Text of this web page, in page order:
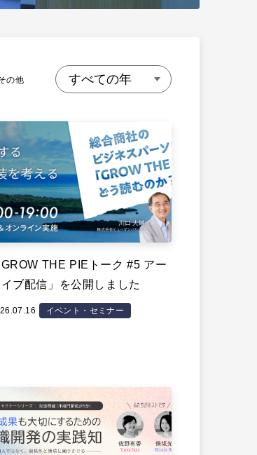
の他
GROW THE PIEトーク #5 アー
イブ配信」を公開しました
イベント・セミナー